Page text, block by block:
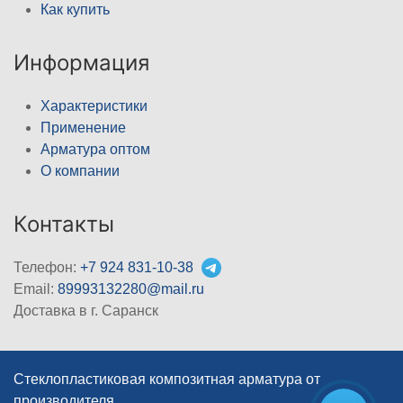
Как купить
Информация
Характеристики
Применение
Арматура оптом
О компании
Контакты
Телефон: +7 924 831-10-38
Email: 89993132280@mail.ru
Доставка в г. Саранск
Стеклопластиковая композитная арматура от